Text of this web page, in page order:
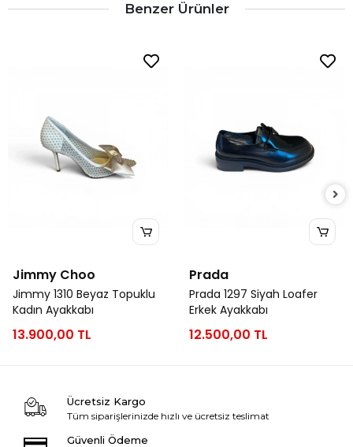
Benzer Ürünler
Jimmy Choo
Jimmy 1310 Beyaz Topuklu
Kadın Ayakkabı
13.900,00 TL
Prada
Prada 1297 Siyah Loafer
Erkek Ayakkabı
12.500,00 TL
Ücretsiz Kargo
Tüm siparişlerinizde hızlı ve ücretsiz teslimat
Güvenli Ödeme